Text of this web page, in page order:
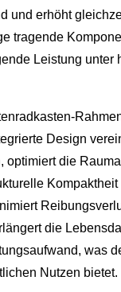
und erhöht
tragende
Leistung unter
Design
optimiert die
die
was
Nutzen bietet.